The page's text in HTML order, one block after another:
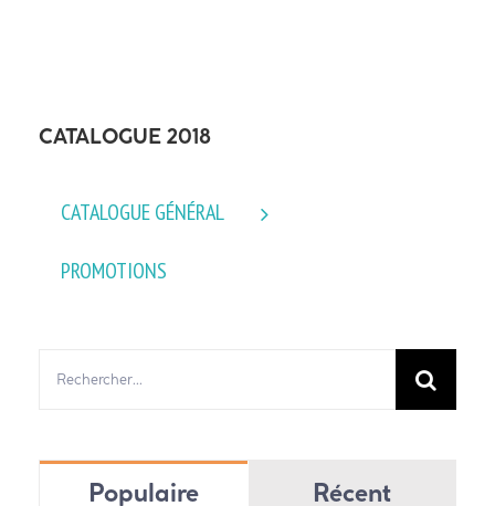
CATALOGUE 2018
CATALOGUE GÉNÉRAL
PROMOTIONS
Populaire Récent